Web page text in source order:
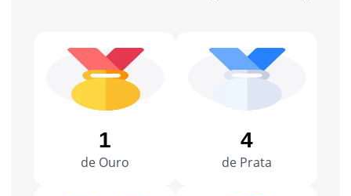
1
de Ouro
4
de Prata